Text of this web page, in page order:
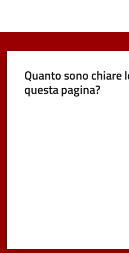
Quanto sono chiare
questa pagina?